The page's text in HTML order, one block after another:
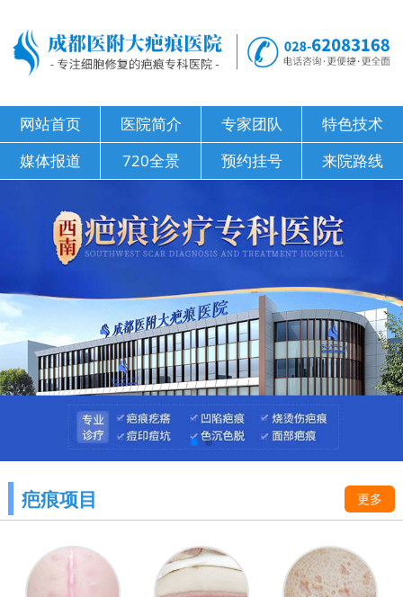
网站首页 医院简介 专家团队
特色技术
媒体报道
720全景 预约挂号 来院路线
疤痕项目 更多